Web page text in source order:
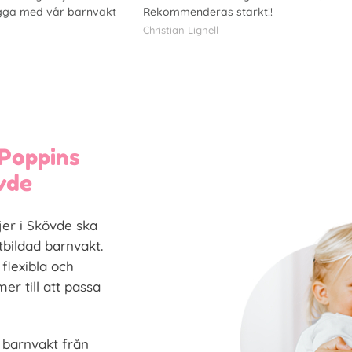
med vår barnvakt
Rekommenderas starkt!!
Christian Lignell
i Skövde ska
barnvakt.
och
till att passa
från